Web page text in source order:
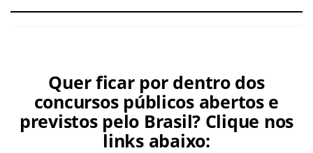
Quer ficar por dentro dos
concursos públicos abertos e
previstos pelo Brasil? Clique nos
links abaixo: